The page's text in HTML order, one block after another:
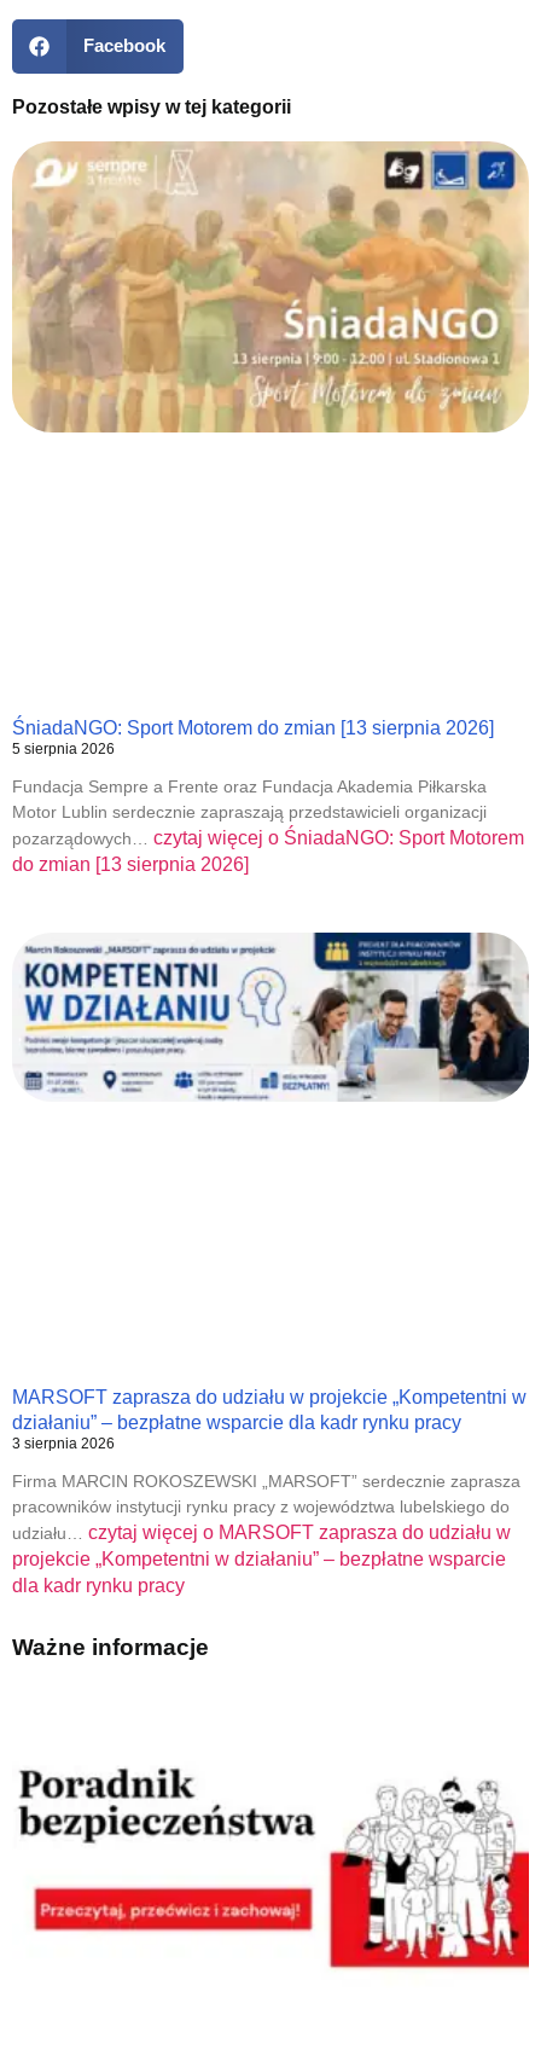
Facebook
Pozostałe wpisy w tej kategorii
ŚniadaNGO: Sport Motorem do zmian [13 sierpnia 2026]
5 sierpnia 2026
Fundacja Sempre a Frente oraz Fundacja Akademia Piłkarska
Motor Lublin serdecznie zapraszają przedstawicieli organizacji
pozarządowych… czytaj więcej o ŚniadaNGO: Sport Motorem
do zmian [13 sierpnia 2026]
MARSOFT zaprasza do udziału w projekcie „Kompetentni w
działaniu” – bezpłatne wsparcie dla kadr rynku pracy
3 sierpnia 2026
Firma MARCIN ROKOSZEWSKI „MARSOFT” serdecznie zaprasza
pracowników instytucji rynku pracy z województwa lubelskiego do
udziału… czytaj więcej o MARSOFT zaprasza do udziału w
projekcie „Kompetentni w działaniu” – bezpłatne wsparcie
dla kadr rynku pracy
Ważne informacje